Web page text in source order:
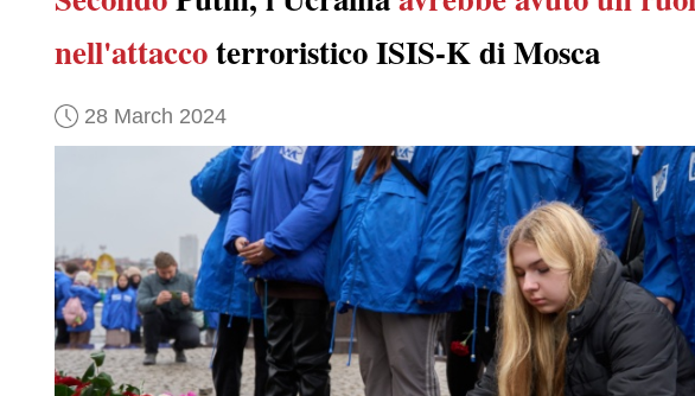
nell'attaccoterroristico ISIS-K di Mosca
28 March 2024